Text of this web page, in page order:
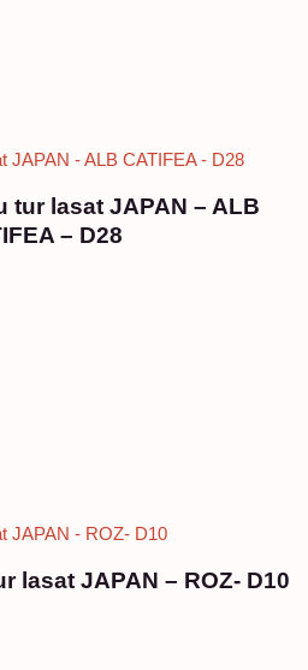
tur lasat JAPAN – ALB
– D28
lasat JAPAN – ROZ- D10